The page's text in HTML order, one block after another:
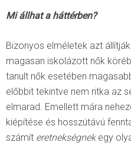
Mi állhat a háttérben?
Bizonyos elméletek azt
magasan iskolázott nők
tanult nők esetében
előbbit tekintve nem ritka az
elmarad. Emellett mára
kiépítése és hosszútávú
számít eretnekségnekegy